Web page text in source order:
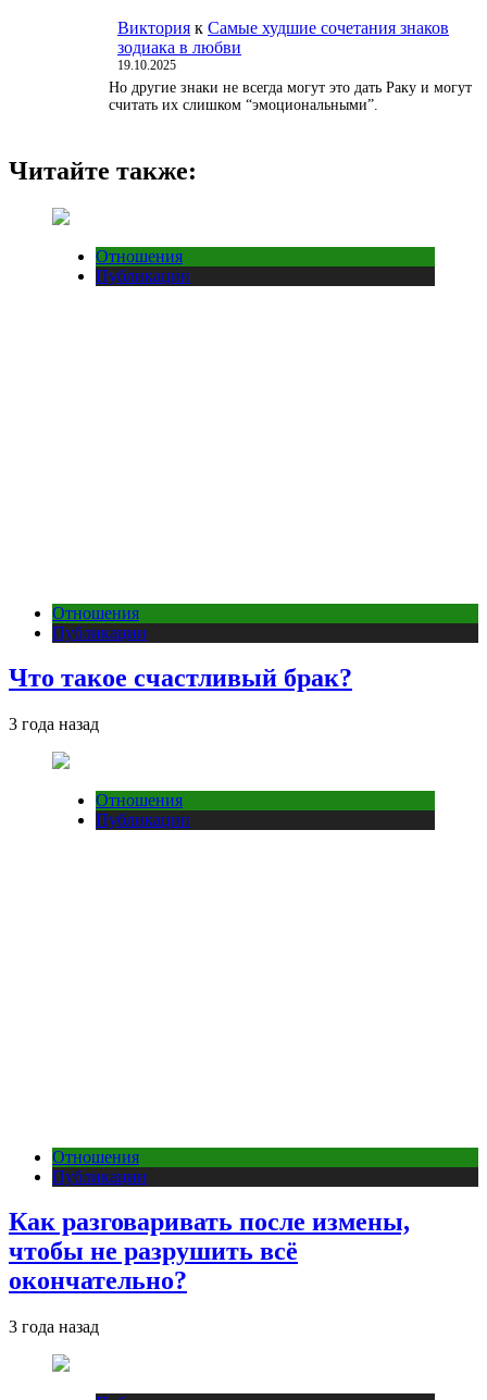
Виктория к Самые худшие сочетания знаков
зодиака в любви
19.10.2025
Но другие знаки не всегда могут это дать Раку и могут
считать их слишком “эмоциональными”.
Читайте также:
Отношения
Публикации
Отношения
Публикации
Что такое счастливый брак?
3 года назад
Отношения
Публикации
Отношения
Публикации
Как разговаривать после измены,
чтобы не разрушить всё
окончательно?
3 года назад